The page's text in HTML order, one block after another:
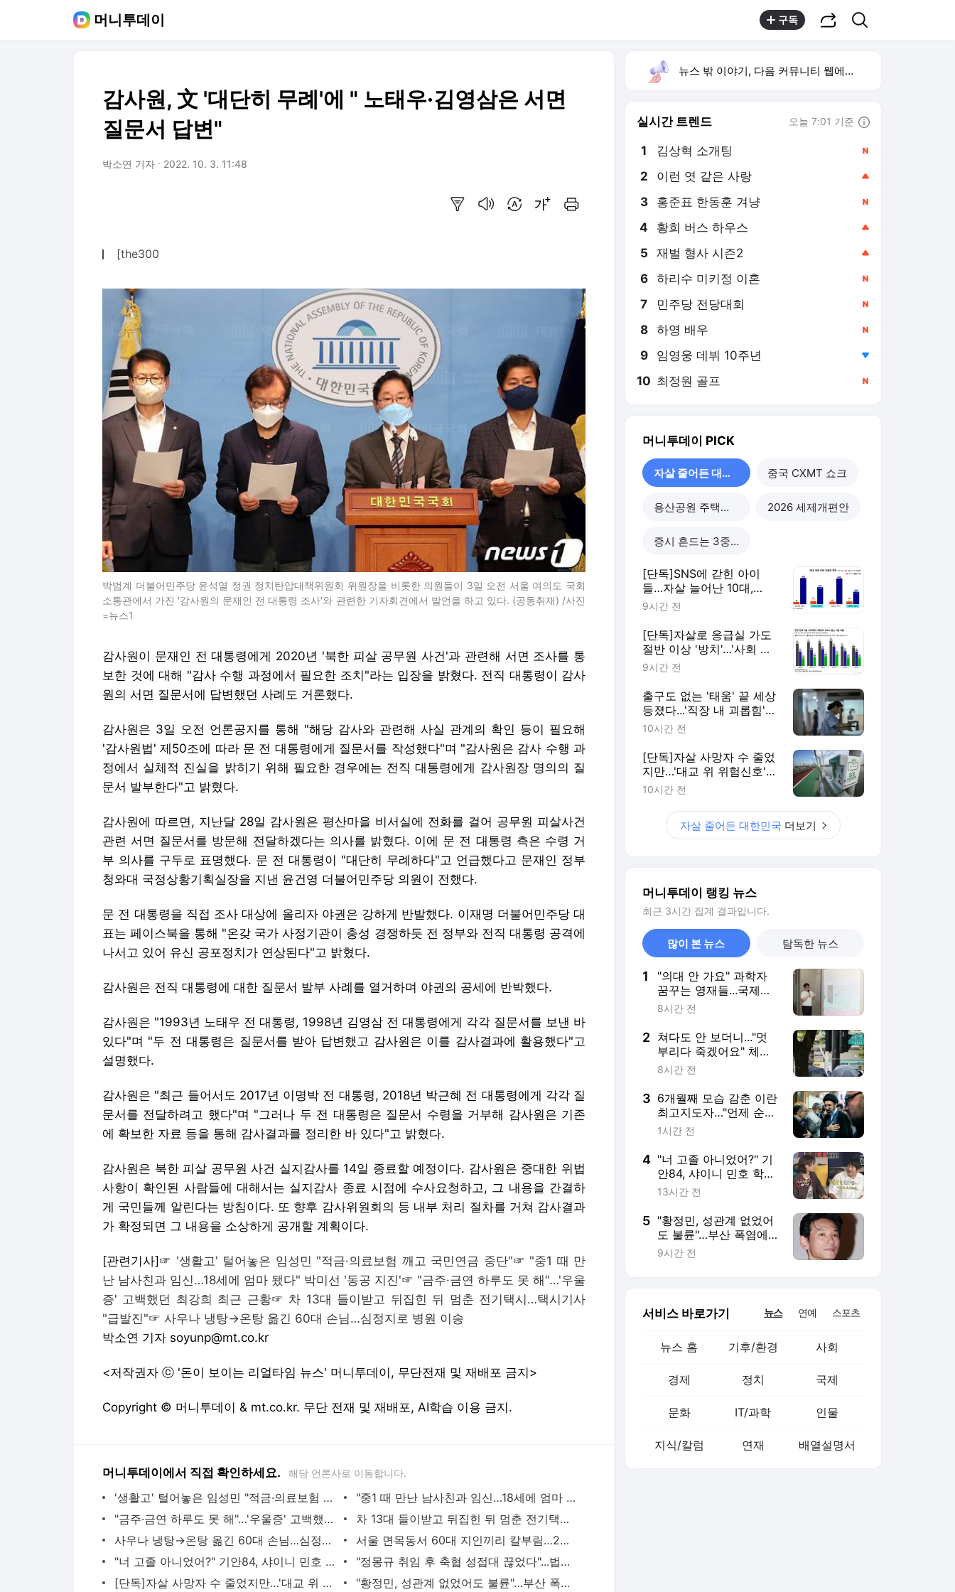
머니투데이 구독
감사원, 文 '대단히 무례'에 " 노태우·김영삼은 서면
질문서 답변"
박소연 기자 2022. 10. 3. 11:48
[the300
박범계 더불어민주당 윤석열 정권 정치탄압대책위원회 위원장을 비롯한 의원들이 3일 오전 서울 여의도 국회
소통관에서 가진 '감사원의 문재인 전 대통령 조사'와 관련한 기자회견에서 발언을 하고 있다. (공동취재) /사진
=뉴스1
감사원이 문재인 전 대통령에게 2020년 '북한 피살 공무원 사건'과 관련해 서면 조사를 통
보한 것에 대해 "감사 수행 과정에서 필요한 조치"라는 입장을 밝혔다. 전직 대통령이 감사
원의 서면 질문서에 답변했던 사례도 거론했다.
감사원은 3일 오전 언론공지를 통해 "해당 감사와 관련해 사실 관계의 확인 등이 필요해
'감사원법' 제50조에 따라 문 전 대통령에게 질문서를 작성했다"며 "감사원은 감사 수행 과
정에서 실체적 진실을 밝히기 위해 필요한 경우에는 전직 대통령에게 감사원장 명의의 질
문서 발부한다"고 밝혔다.
감사원에 따르면, 지난달 28일 감사원은 평산마을 비서실에 전화를 걸어 공무원 피살사건
관련 서면 질문서를 방문해 전달하겠다는 의사를 밝혔다. 이에 문 전 대통령 측은 수령 거
부 의사를 구두로 표명했다. 문 전 대통령이 "대단히 무례하다"고 언급했다고 문재인 정부
청와대 국정상황기획실장을 지낸 윤건영 더불어민주당 의원이 전했다.
문 전 대통령을 직접 조사 대상에 올리자 야권은 강하게 반발했다. 이재명 더불어민주당 대
표는 페이스북을 통해 "온갖 국가 사정기관이 충성 경쟁하듯 전 정부와 전직 대통령 공격에
나서고 있어 유신 공포정치가 연상된다"고 밝혔다.
감사원은 전직 대통령에 대한 질문서 발부 사례를 열거하며 야권의 공세에 반박했다.
감사원은 "1993년 노태우 전 대통령, 1998년 김영삼 전 대통령에게 각각 질문서를 보낸 바
있다"며 "두 전 대통령은 질문서를 받아 답변했고 감사원은 이를 감사결과에 활용했다"고
설명했다.
감사원은 "최근 들어서도 2017년 이명박 전 대통령, 2018년 박근혜 전 대통령에게 각각 질
문서를 전달하려고 했다"며 "그러나 두 전 대통령은 질문서 수령을 거부해 감사원은 기존
에 확보한 자료 등을 통해 감사결과를 정리한 바 있다"고 밝혔다.
감사원은 북한 피살 공무원 사건 실지감사를 14일 종료할 예정이다. 감사원은 중대한 위법
사항이 확인된 사람들에 대해서는 실지감사 종료 시점에 수사요청하고, 그 내용을 간결하
게 국민들께 알린다는 방침이다. 또 향후 감사위원회의 등 내부 처리 절차를 거쳐 감사결과
가 확정되면 그 내용을 소상하게 공개할 계획이다.
[관련기사]☞ '생활고' 털어놓은 임성민 "적금·의료보험 깨고 국민연금 중단"☞ "중1 때 만
난 남사친과 임신…18세에 엄마 됐다" 박미선 '동공 지진'☞ "금주·금연 하루도 못 해"…'우울
증' 고백했던 최강희 최근 근황☞ 차 13대 들이받고 뒤집힌 뒤 멈춘 전기택시…택시기사
"급발진"☞ 사우나 냉탕→온탕 옮긴 60대 손님…심정지로 병원 이송
박소연 기자 soyunp@mt.co.kr
<저작권자 ⓒ '돈이 보이는 리얼타임 뉴스' 머니투데이, 무단전재 및 재배포 금지>
Copyright © 머니투데이 & mt.co.kr. 무단 전재 및 재배포, AI학습 이용 금지.
머니투데이에서 직접 확인하세요. 해당 언론사로 이동합니다.
'생활고' 털어놓은 임성민 "적금·의료보험 깨고 국민연금 중단" - 머니투데이
"중1 때 만난 남사친과 임신…18세에 엄마 됐다" 박미선 '동공 지진' - 머니투데이
"금주·금연 하루도 못 해"…'우울증' 고백했던 최강희 최근 근황 - 머니투데이
차 13대 들이받고 뒤집힌 뒤 멈춘 전기택시…택시기사 "급발진" 주장 - 머니투데이
사우나 냉탕→온탕 옮긴 60대 손님…심정지로 병원 이송 - 머니투데이
서울 면목동서 60대 지인끼리 칼부림…2명 모두 사망 - 머니투데이
"너 고졸 아니었어?" 기안84, 샤이니 민호 학력에 '충격' - 머니투데이
"정몽규 취임 후 축협 성접대 끊었다"...법카 유흥업소 사용 '전면 차단' - 머니투데이
[단독]자살 사망자 수 줄었지만…'대교 위 위험신호' 늘었다 - 머니투데이
"황정민, 성관계 없었어도 불륜"…부산 폭염에 통창 유리 '와장창'[이주의픽] - 머니투데이
뉴스 밖 이야기, 다음 커뮤니티 웹에서 보기
실시간 트렌드 오늘 7:01 기준
1 김상혁 소개팅
2 이런 엿 같은 사랑
4 황희 버스 하우스
5 재벌 형사 시즌2
6 하리수 미키정 이혼
7 민주당 전당대회
8 하영 배우
9 임영웅 데뷔 10주년
10 최정원 골프
머니투데이 PICK
자살 줄어든 대한민국 중국 CXMT 쇼크
용산공원 주택공급 2026 세제개편안
증시 흔드는 3중 쏠림
[단독]SNS에 갇힌 아이
들…자살 늘어난 10대,
40%가 '대인관계' 호소
9시간 전
[단독]자살로 응급실 가도
절반 이상 '방치'…'사회 안
전망' 재설계해야
9시간 전
출구도 없는 '태움' 끝 세상
등졌다...'직장 내 괴롭힘'
더 위험한 이유
10시간 전
[단독]자살 사망자 수 줄었
지만…'대교 위 위험신호'
늘었다
10시간 전
자살 줄어든 대한민국 더보기
머니투데이 랭킹 뉴스
최근 3시간 집계 결과입니다.
많이 본 뉴스 탐독한 뉴스
1
"의대 안 가요" 과학자
꿈꾸는 영재들...국제올
림피아드 무대 휩쓸었다
8시간 전
2 쳐다도 안 보더니..."멋
부리다 죽겠어요" 체면
버린 남성들, '양산' 쓴다
8시간 전
3 6개월째 모습 감춘 이란
최고지도자…"언제 순교
해도 놀랍지 않아"
1시간 전
4 "너 고졸 아니었어?" 기
안84, 샤이니 민호 학력
에 '충격'
13시간 전
5 "황정민, 성관계 없었어
도 불륜"…부산 폭염에
통창 유리 '와장창'[이주
9시간 전
서비스 바로가기 뉴스 연예 스포츠
뉴스 홈 기후/환경 사회
경제 정치 국제
문화 IT/과학 인물
지식/칼럼 연재 배열설명서